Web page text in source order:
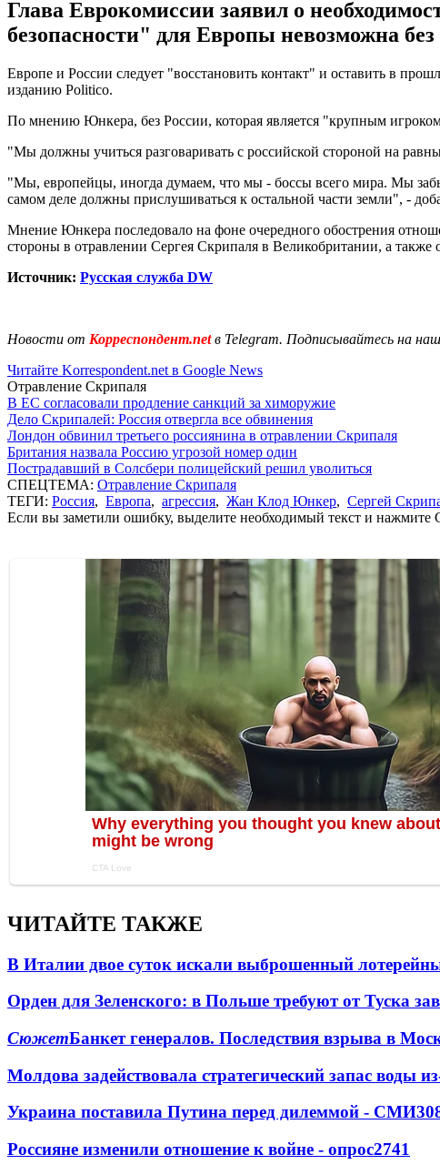
Глава Еврокомиссии заявил о
безопасности" для Европы невозможна
Европе и России следует "восстановить контакт" и оставить в
изданию Politico.
По мнению Юнкера, без России, которая является "крупным
"Мы должны учиться разговаривать с российской стороной на
"Мы, европейцы, иногда думаем, что мы - боссы всего мира. Мы
самом деле должны прислушиваться к остальной части земли", -
Мнение Юнкера последовало на фоне очередного обострения
стороны в отравлении Сергея Скрипаля в Великобритании, а
Источник: Русская служба DW
Новости от Корреспондент.netв Telegram. Подписывайтесь на
Читайте Korrespondent.net в Google News
Отравление Скрипаля
В ЕС согласовали продление санкций за химоружие
Дело Скрипалей: Россия отвергла все обвинения
Лондон обвинил третьего россиянина в отравлении Скрипаля
Британия назвала Россию угрозой номер один
Пострадавший в Солсбери полицейский решил уволиться
СПЕЦТЕМА: Отравление Скрипаля
ТЕГИ: Россия, Европа, агрессия, Жан Клод Юнкер, Сергей
Если вы заметили ошибку, выделите необходимый текст и нажмите
ЧИТАЙТЕ ТАКЖЕ
В Италии двое суток искали выброшенный
Орден для Зеленского: в Польше требуют от Туска
СюжетБанкет генералов. Последствия взрыва в
Молдова задействовала стратегический запас воды
Украина поставила Путина перед дилеммой - СМИ
Россияне изменили отношение к войне - опрос2741